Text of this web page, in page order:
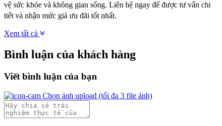
vệ sức khỏe và không gian sống. Liên hệ ngay để được tư vấn chi
tiết và nhận mức giá ưu đãi tốt nhất.
Xem tất cả
Bình luận của khách hàng
Viết bình luận của bạn
Chọn ảnh upload (tối đa 3 file ảnh)